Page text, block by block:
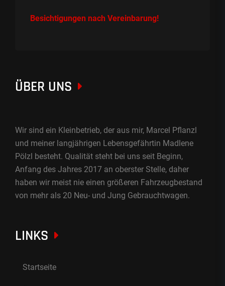
Besichtigungen nach Vereinbarung!
ÜBER UNS
Wir sind ein Kleinbetrieb, der aus mir, Marcel Pflanzl
und meiner langjährigen Lebensgefährtin Madlene
Pölzl besteht. Qualität steht bei uns seit Beginn,
Anfang des Jahres 2017 an oberster Stelle, daher
haben wir meist nie einen größeren Fahrzeugbestand
von mehr als 20 Neu- und Jung Gebrauchtwagen.
LINKS
Startseite